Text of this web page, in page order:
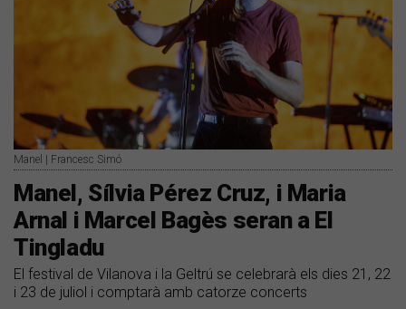
Manel | Francesc Simó
Manel, Sílvia Pérez Cruz, i Maria
Arnal i Marcel Bagès seran a El
Tingladu
El festival de Vilanova i la Geltrú se celebrarà els dies 21, 22
i 23 de juliol i comptarà amb catorze concerts